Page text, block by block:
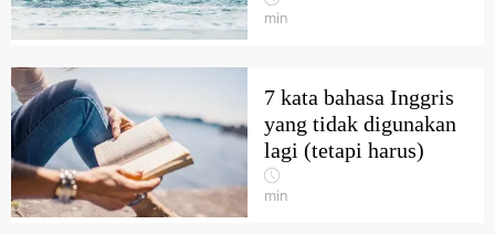
min
7 kata bahasa Inggris
yang tidak digunakan
lagi (tetapi harus)
min